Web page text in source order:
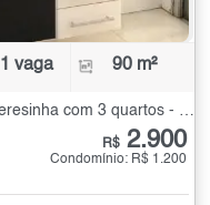
1 vaga 90 m²
Apartamento para Alugar na Santa Teresinha com 3 quartos - 90 m²
R$ 2.900
Condomínio: R$ 1.200